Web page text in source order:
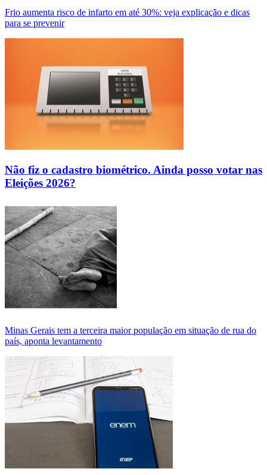
Frio aumenta risco de infarto em até 30%: veja explicação e dicas
para se prevenir
Não fiz o cadastro biométrico. Ainda posso votar nas
Eleições 2026?
Minas Gerais tem a terceira maior população em situação de rua do
país, aponta levantamento